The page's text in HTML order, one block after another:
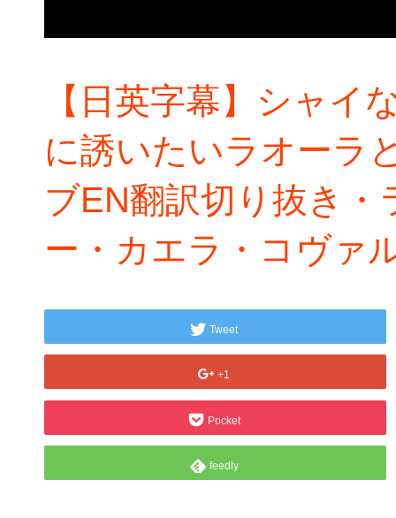
【日英字幕】シャイ
に誘いたいラオーラ
ブEN翻訳切り抜き
ー・カエラ・コヴァ
Tweet
+1
Pocket
feedly